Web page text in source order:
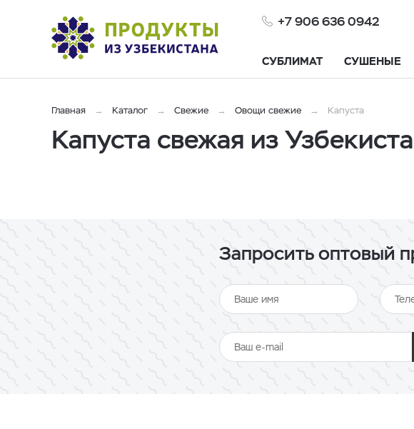
+7 906 636 0942
СУБЛИМАТ СУШЕНЫЕ
Главная Каталог Свежие Овощи свежие Капуста
Капуста свежая из
Запросить оптовый